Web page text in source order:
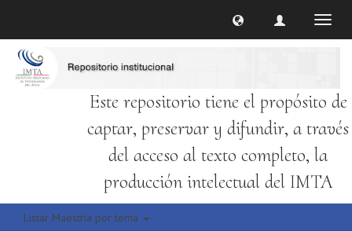
Este repositorio tiene el propósito de
captar, preservar y difundir, a través
del acceso al texto completo, la
producción intelectual del IMTA
Listar Maestría por tema